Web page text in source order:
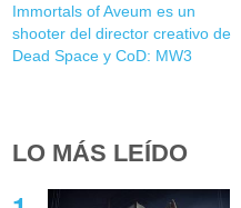
Immortals of Aveum es un
shooter del director creativo de
Dead Space y CoD: MW3
LO MÁS LEÍDO